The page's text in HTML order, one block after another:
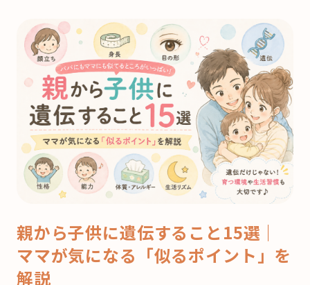
親から子供に遺伝すること15選｜
ママが気になる「似るポイント」を
解説